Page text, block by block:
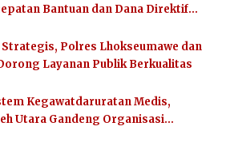
Bantuan dan Dana Direktif
Polres Lhokseumawe dan
Layanan Publik Berkualitas
Kegawatdaruratan Medis,
Utara Gandeng Organisasi